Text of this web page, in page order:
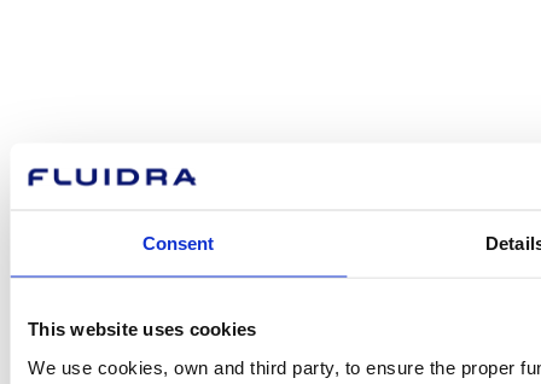
Consent
This website uses cookies
We use cookies, own and third party, to ensure the proper
ajudar-te?
Contacta amb nosaltres